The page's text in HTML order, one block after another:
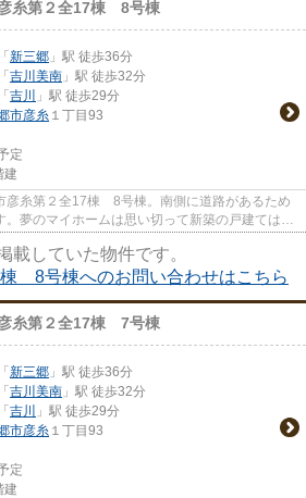
糸第２全17棟 8号棟
「 新三郷 」駅 徒歩36分
「 吉川美南 」駅 徒歩32分
「 吉川
」駅 徒歩29分
市彦糸 １丁目93
定
建
彦糸第２全17棟 8号棟。南側に道路があるため
夢のマイホームは思い切って新築の戸建てはい
載していた物件です。
8号棟へのお問い合わせはこちら
糸第２全17棟 7号棟
「 新三郷 」駅 徒歩36分
「 吉川美南 」駅 徒歩32分
「 吉川
」駅 徒歩29分
市彦糸 １丁目93
定
建